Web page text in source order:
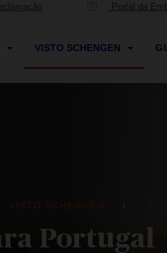
Portal da
VISTO SCHENGEN
Portugal